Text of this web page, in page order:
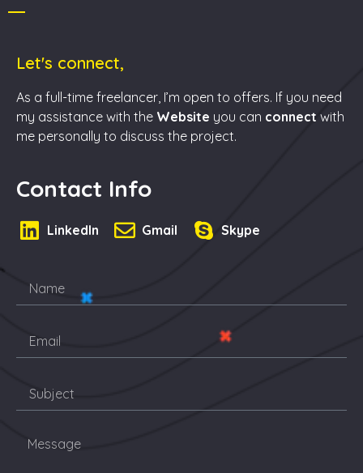
Let's connect,
As a full-time freelancer, I’m open to offers. If you need
my assistance with the Website you can connect with
me personally to discuss the project.
Contact Info
LinkedIn Gmail Skype